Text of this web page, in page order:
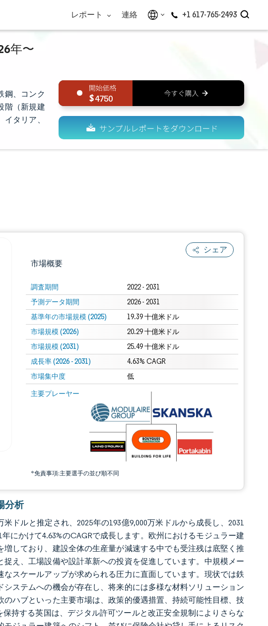
レポート 連絡 +1 617-765-2493
年〜
鋼、コンク
階（新規建
タリア、
4750
シェア
市場概要
調査期間 2022 - 2031
予測データ期間 2026 - 2031
基準年の市場規模 (2025) 19.39 十億米ドル
市場規模 (2026) 20.29 十億米ドル
市場規模 (2031) 25.49 十億米ドル
成長率 (2026 - 2031) 4.63% CAGR
市場集中度 低
主要プレーヤー
*免責事項:主要選手の並び順不同
画像 © Mordor Intelligence。再利用にはCC BY 4.0の表示が必要です。
CC BY 4.0の表示が必要です。
分析
ドルと推定され、2025年の193億9,000万米ドルから成長し、2031
にかけて4.63%のCAGRで成長します。欧州におけるモジュラー建
しており、建設全体の生産量が減速する中でも受注残は底堅く推
え、工場設備や設計革新への投資を促進しています。中規模メー
スケールアップが求められる圧力に直面しています。現状では鉄
ステムへの機会が存在し、将来的には多様な材料ソリューション
ハブといった主要市場は、政策的優遇措置、持続可能性目標、技
持する英国は、デジタル許可ツールと改正安全規制によりさらな